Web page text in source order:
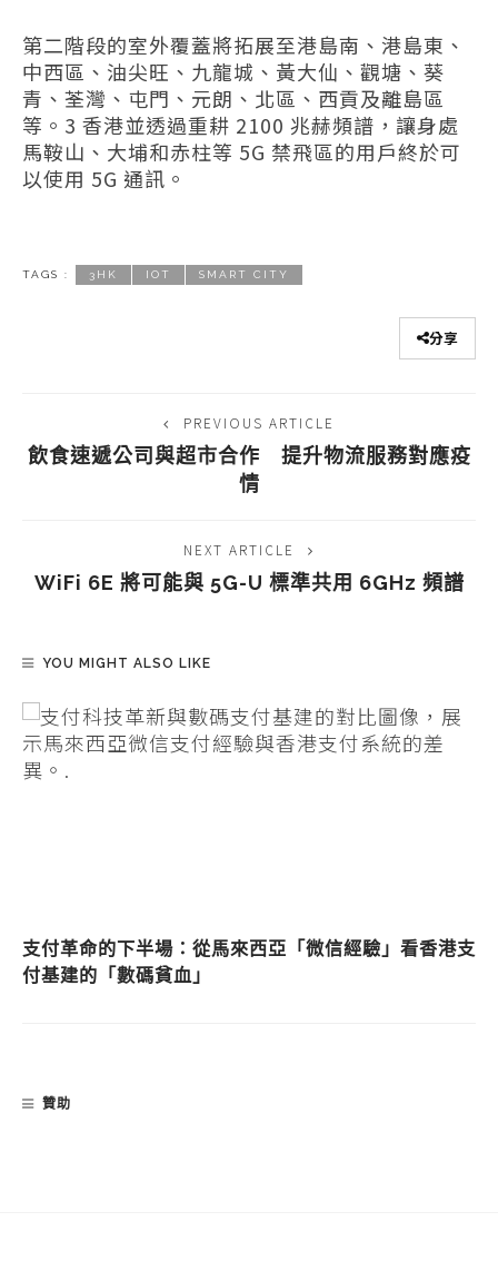
第二階段的室外覆蓋將拓展至港島南、港島東、
中西區、油尖旺、九龍城、黃大仙、觀塘、葵
青、荃灣、屯門、元朗、北區、西貢及離島區
等。3 香港並透過重耕 2100 兆赫頻譜，讓身處
馬鞍山、大埔和赤柱等 5G 禁飛區的用戶終於可
以使用 5G 通訊。
TAGS : 3HK IOT SMART CITY
分享
PREVIOUS ARTICLE
飲食速遞公司與超市合作 提升物流服務對應疫
情
NEXT ARTICLE
WiFi 6E 將可能與 5G-U 標準共用 6GHz 頻譜
YOU MIGHT ALSO LIKE
支付革命的下半場：從馬來西亞「微信經驗」看香港支
付基建的「數碼貧血」
贊助